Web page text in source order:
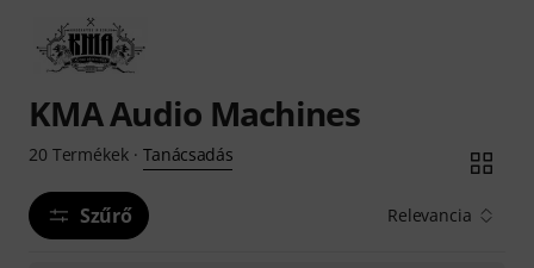
KMA Audio Machines
20 Termékek· Tanácsadás
Szűrő Relevancia